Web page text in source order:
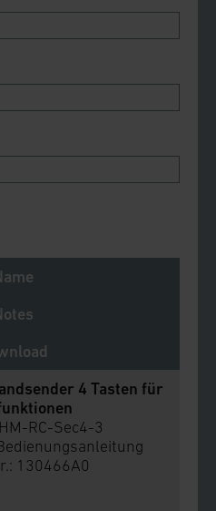
4 Tasten für
RC-Sec4-3
130466A0